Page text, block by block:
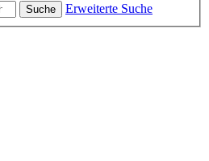
Suche
Erweiterte Suche